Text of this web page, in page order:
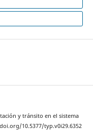
y tránsito en el sistema
10.5377/typ.v0i29.6352